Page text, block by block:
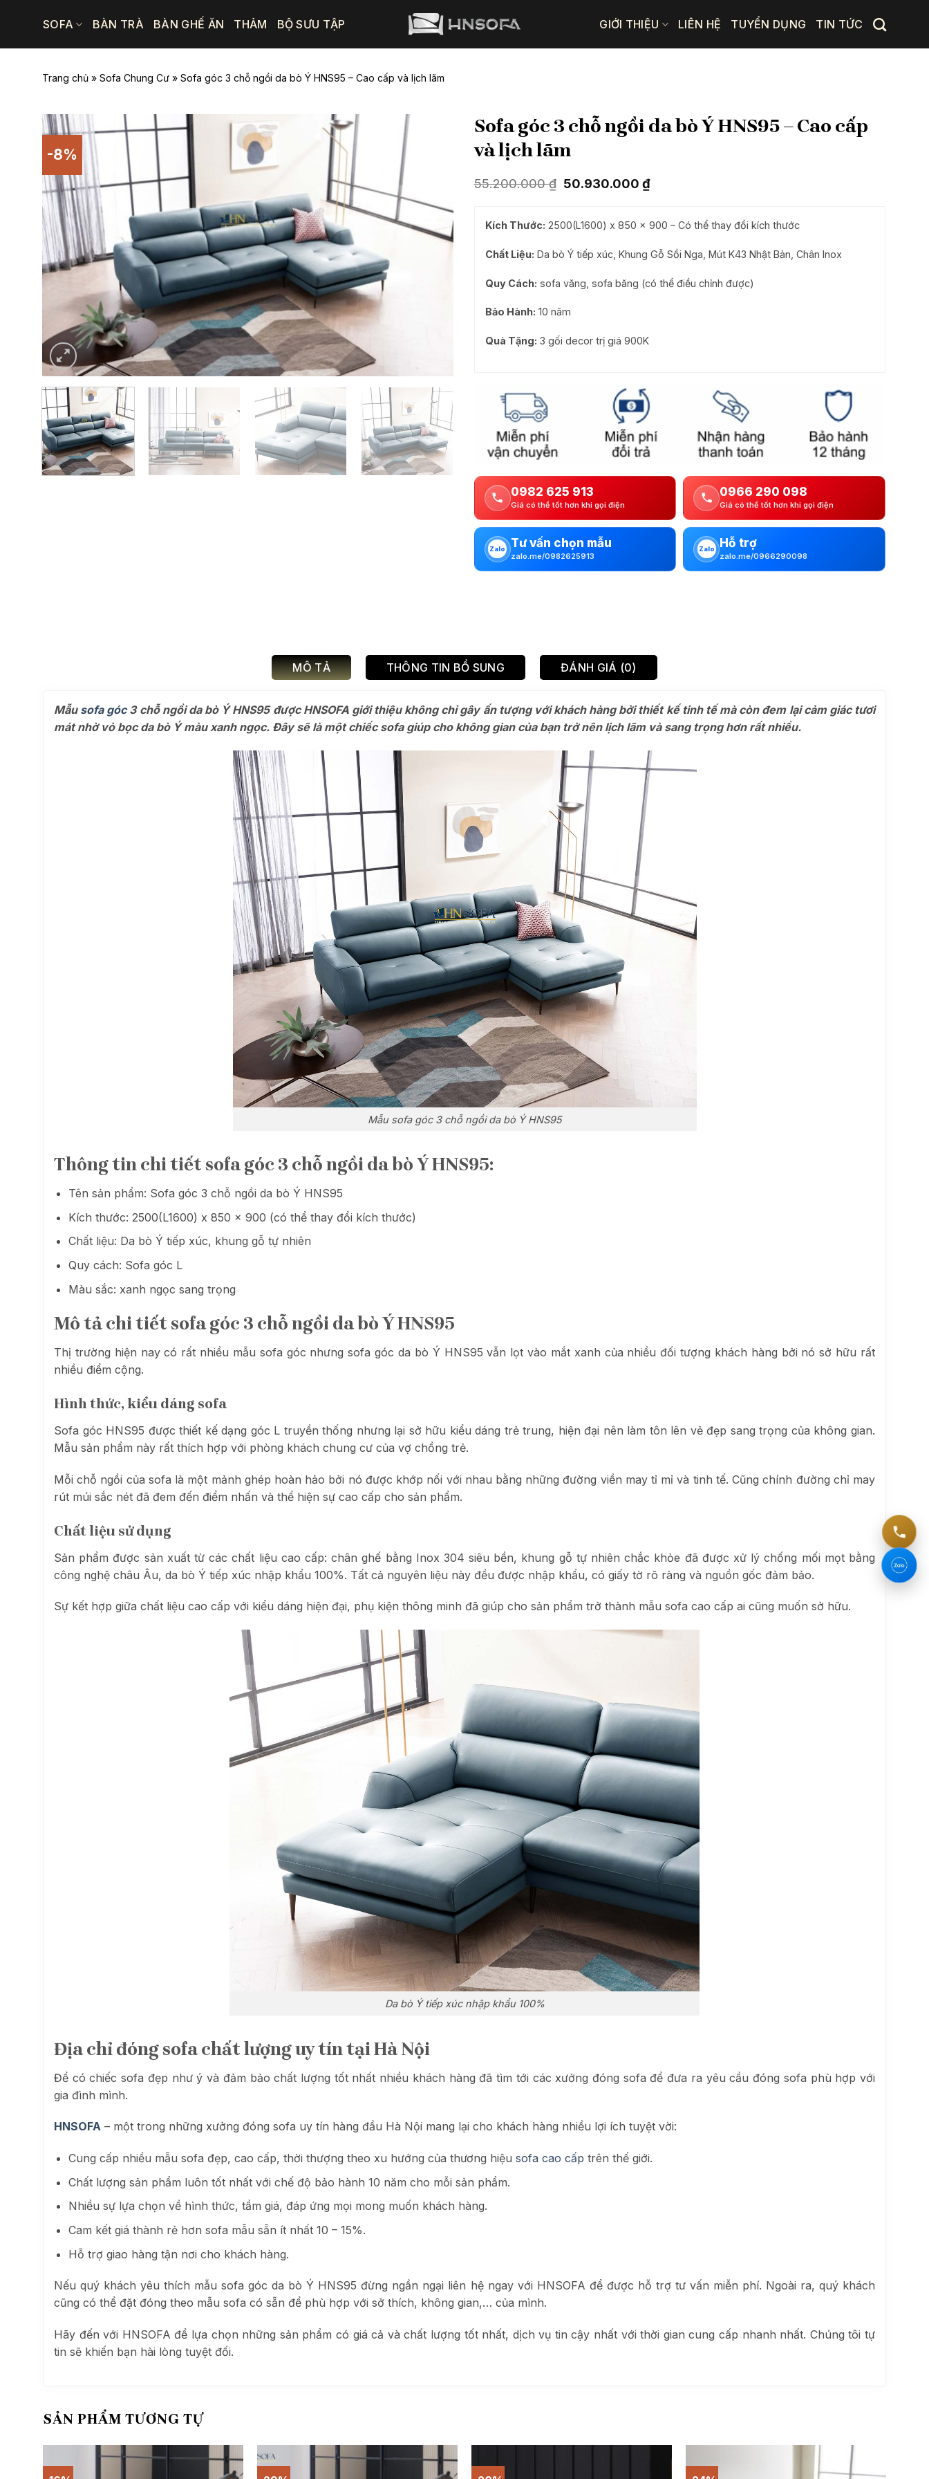
SOFA BÀN TRÀ BÀN GHẾ ĂN THẢM BỘ SƯU TẬP GIỚI THIỆU LIÊN HỆ TUYỂN DỤNG TIN TỨC
Trang chủ» Sofa Chung Cư» Sofa góc 3 chỗ ngồi da bò Ý HNS95 – Cao cấp và lịch lãm
-8%
Sofa góc 3 chỗ ngồi da bò Ý HNS95 – Cao cấp
và lịch lãm
55.200.000₫ Giá
55.200.000 ₫.
50.930.000₫Giá
là:
50.930.000 ₫.
Kích Thước: 2500(L1600) x 850 x 900 – Có thể thay đổi kích thước
Chất Liệu: Da bò Ý tiếp xúc, Khung Gỗ Sồi Nga, Mút K43 Nhật Bản, Chân Inox
Quy Cách: sofa văng, sofa băng (có thể điều chỉnh được)
Bảo Hành: 10 năm
Quà Tặng: 3 gối decor trị giá 900K
0982 625 913
Giá có thể tốt hơn khi gọi điện
0966 290 098
Giá có thể tốt hơn khi gọi điện
Zalo Tư vấn chọn mẫu
zalo.me/0982625913
Zalo Hỗ trợ
zalo.me/0966290098
MÔ TẢ THÔNG TIN BỔ SUNG ĐÁNH GIÁ (0)
Mẫu sofa góc3 chỗ ngồi da bò Ý HNS95 được HNSOFA giới thiệu không chỉ gây ấn tượng với khách hàng bởi thiết kế tinh tế mà còn đem lại cảm giác tươi
mát nhờvỏ bọc da bò Ý màu xanh ngọc. Đây sẽ là một chiếc sofa giúp cho không gian của bạn trở nên lịch lãm và sang trọng hơn rất nhiều.
Mẫu sofa góc 3 chỗ ngồi da bò Ý HNS95
Thông tin chi tiết sofa góc 3 chỗ ngồi da bò Ý HNS95:
Tên sản phẩm: Sofa góc 3 chỗ ngồi da bò Ý HNS95
Kích thước: 2500(L1600) x 850 x 900 (có thể thay đổi kích thước)
Chất liệu: Da bò Ý tiếp xúc, khung gỗ tự nhiên
Quy cách: Sofa góc L
Màu sắc: xanh ngọc sang trọng
Mô tả chi tiết sofa góc 3 chỗ ngồi da bò Ý HNS95
Thị trường hiện nay có rất nhiều mẫu sofa góc nhưng sofa góc da bò Ý HNS95 vẫn lọt vào mắt xanh của nhiều đối tượng khách hàng bởi nó sở hữu rất
nhiều điểm cộng.
Hình thức, kiểu dáng sofa
Sofa góc HNS95 được thiết kế dạng góc L truyền thống nhưng lại sở hữu kiểu dáng trẻ trung, hiện đại nên làm tôn lên vẻ đẹp sang trọng của không gian.
Mẫu sản phẩm này rất thích hợp với phòng khách chung cư của vợ chồng trẻ.
Mỗi chỗ ngồi của sofa là một mảnh ghép hoàn hảo bởi nó được khớp nối với nhau bằng những đường viền may tỉ mỉ và tinh tế. Cũng chính đường chỉ may
rút múi sắc nét đã đem đến điểm nhấn và thể hiện sự cao cấp cho sản phẩm.
Chất liệu sử dụng
Sản phẩm được sản xuất từ các chất liệu cao cấp: chân ghế bằng Inox 304 siêu bền, khung gỗ tự nhiên chắc khỏe đã được xử lý chống mối mọt bằng
công nghệ châu Âu, da bò Ý tiếp xúc nhập khẩu 100%. Tất cả nguyên liệu này đều được nhập khẩu, có giấy tờ rõ ràng và nguồn gốc đảm bảo.
Sự kết hợp giữa chất liệu cao cấp với kiểu dáng hiện đại, phụ kiện thông minh đã giúp cho sản phẩm trở thành mẫu sofa cao cấp ai cũng muốn sở hữu.
Da bò Ý tiếp xúc nhập khẩu 100%
Địa chỉ đóng sofa chất lượng uy tín tại Hà Nội
Để có chiếc sofa đẹp như ý và đảm bảo chất lượng tốt nhất nhiều khách hàng đã tìm tới các xưởng đóng sofa để đưa ra yêu cầu đóng sofa phù hợp với
gia đình mình.
HNSOFA – một trong những xưởng đóng sofa uy tín hàng đầu Hà Nội mang lại cho khách hàng nhiều lợi ích tuyệt vời:
Cung cấp nhiều mẫu sofa đẹp, cao cấp, thời thượng theo xu hướng của thương hiệu sofa cao cấp trên thế giới.
Chất lượng sản phẩm luôn tốt nhất với chế độ bảo hành 10 năm cho mỗi sản phẩm.
Nhiều sự lựa chọn về hình thức, tầm giá, đáp ứng mọi mong muốn khách hàng.
Cam kết giá thành rẻ hơn sofa mẫu sẵn ít nhất 10 – 15%.
Hỗ trợ giao hàng tận nơi cho khách hàng.
Nếu quý khách yêu thích mẫu sofa góc da bò Ý HNS95 đừng ngần ngại liên hệ ngay với HNSOFA để được hỗ trợ tư vấn miễn phí. Ngoài ra, quý khách
cũng có thể đặt đóng theo mẫu sofa có sẵn để phù hợp với sở thích, không gian,… của mình.
Hãy đến với HNSOFA để lựa chọn những sản phẩm có giá cả và chất lượng tốt nhất, dịch vụ tin cậy nhất với thời gian cung cấp nhanh nhất. Chúng tôi tự
tin sẽ khiến bạn hài lòng tuyệt đối.
SẢN PHẨM TƯƠNG TỰ